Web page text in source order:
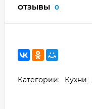
ОТЗЫВЫ 0
Категории: Кухни